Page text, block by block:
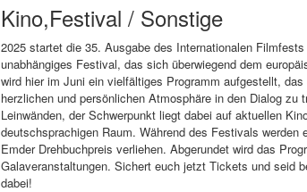
Kino,Festival / Sonstige
2025 startet die 35. Ausgabe des Internationalen
unabhängiges Festival, das sich überwiegend dem
wird hier im Juni ein vielfältiges Programm aufgestellt,
herzlichen und persönlichen Atmosphäre in den Dialog
Leinwänden, der Schwerpunkt liegt dabei auf aktuellen
deutschsprachigen Raum. Während des Festivals
Emder Drehbuchpreis verliehen. Abgerundet wird das
Galaveranstaltungen. Sichert euch jetzt Tickets und seid
dabei!